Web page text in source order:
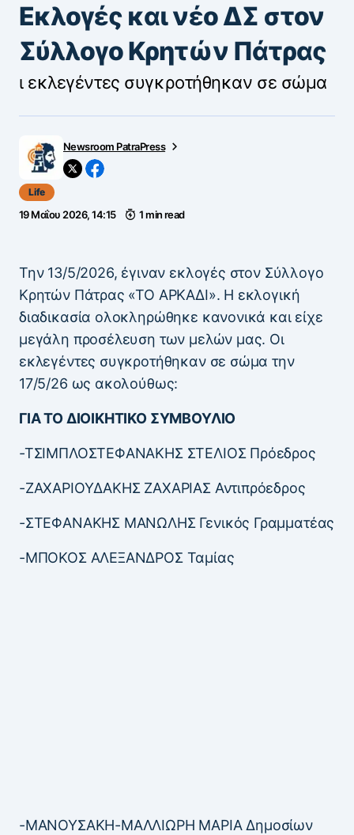
Εκλογές και νέο ΔΣ στον
Σύλλογο Κρητών Πάτρας
ι εκλεγέντες συγκροτήθηκαν σε σώμα
Newsroom PatraPress
Life
19 Μαΐου 2026, 14:15 1 min read
Την 13/5/2026, έγιναν εκλογές στον Σύλλογο
Κρητών Πάτρας «ΤΟ ΑΡΚΑΔΙ». Η εκλογική
διαδικασία ολοκληρώθηκε κανονικά και είχε
μεγάλη προσέλευση των μελών μας. Οι
εκλεγέντες συγκροτήθηκαν σε σώμα την
17/5/26 ως ακολούθως:
ΓΙΑ ΤΟ ΔΙΟΙΚΗΤΙΚΟ ΣΥΜΒΟΥΛΙΟ
-ΤΣΙΜΠΛΟΣΤΕΦΑΝΑΚΗΣ ΣΤΕΛΙΟΣ Πρόεδρος
-ΖΑΧΑΡΙΟΥΔΑΚΗΣ ΖΑΧΑΡΙΑΣ Αντιπρόεδρος
-ΣΤΕΦΑΝΑΚΗΣ ΜΑΝΩΛΗΣ Γενικός Γραμματέας
-ΜΠΟΚΟΣ ΑΛΕΞΑΝΔΡΟΣ Ταμίας
-ΜΑΝΟΥΣΑΚΗ-ΜΑΛΛΙΩΡΗ ΜΑΡΙΑ Δημοσίων